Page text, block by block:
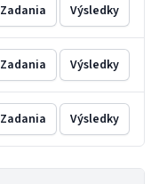
Zadania Výsledky
Zadania Výsledky
Zadania Výsledky